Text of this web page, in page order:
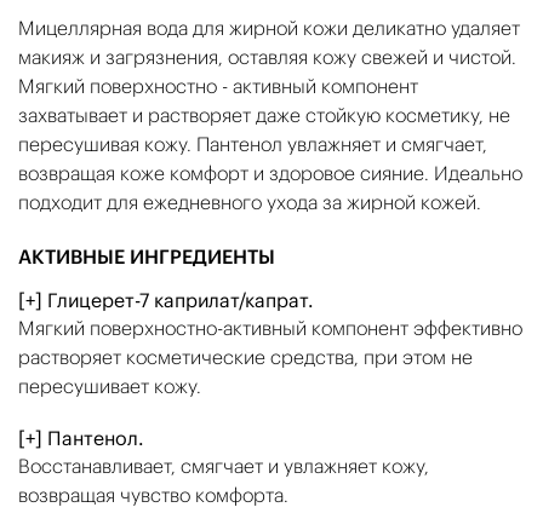
Мицеллярная вода для жирной кожи деликатно удаляет
макияж и загрязнения, оставляя кожу свежей и чистой.
Мягкий поверхностно - активный компонент
захватывает и растворяет даже стойкую косметику, не
пересушивая кожу. Пантенол увлажняет и смягчает,
возвращая коже комфорт и здоровое сияние. Идеально
подходит для ежедневного ухода за жирной кожей.
АКТИВНЫЕ ИНГРЕДИЕНТЫ
[+] Глицерет-7 каприлат/капрат.
Мягкий поверхностно-активный компонент эффективно
растворяет косметические средства, при этом не
пересушивает кожу.
[+] Пантенол.
Восстанавливает, смягчает и увлажняет кожу,
возвращая чувство комфорта.